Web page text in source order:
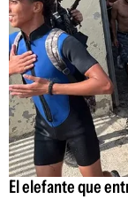
El elefante que